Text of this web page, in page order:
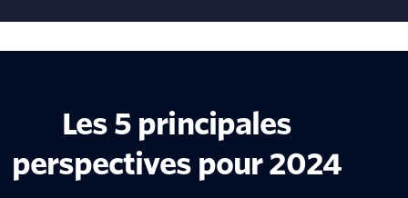
Les 5 principales
perspectives pour 2024